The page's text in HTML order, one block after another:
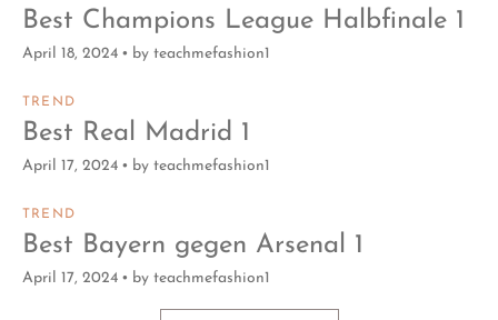
Best Champions League Halbfinale 1
April 18, 2024 by teachmefashion1
TREND
Best Real Madrid 1
April 17, 2024 by teachmefashion1
TREND
Best Bayern gegen Arsenal 1
April 17, 2024 by teachmefashion1